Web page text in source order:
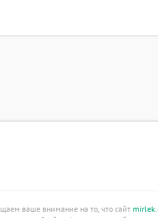
ваше внимание на то, что сайт